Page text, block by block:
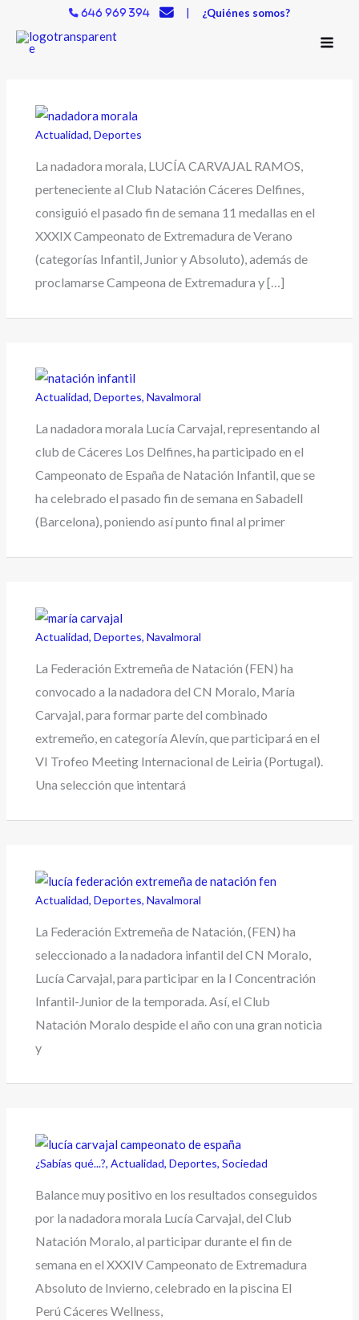
contenido
646 969 394 | ¿Quiénes somos?
Actualidad,Deportes
La nadadora morala, LUCÍA CARVAJAL RAMOS,
perteneciente al Club Natación Cáceres Delfines,
consiguió el pasado fin de semana 11 medallas en el
XXXIX Campeonato de Extremadura de Verano
(categorías Infantil, Junior y Absoluto), además de
proclamarse Campeona de Extremadura y […]
Actualidad,Deportes,Navalmoral
La nadadora morala Lucía Carvajal, representando al
club de Cáceres Los Delfines, ha participado en el
Campeonato de España de Natación Infantil, que se
ha celebrado el pasado fin de semana en Sabadell
(Barcelona), poniendo así punto final al primer
Actualidad,Deportes,Navalmoral
La Federación Extremeña de Natación (FEN) ha
convocado a la nadadora del CN Moralo, María
Carvajal, para formar parte del combinado
extremeño, en categoría Alevín, que participará en el
VI Trofeo Meeting Internacional de Leiria (Portugal).
Una selección que intentará
Actualidad,Deportes,Navalmoral
La Federación Extremeña de Natación, (FEN) ha
seleccionado a la nadadora infantil del CN Moralo,
Lucía Carvajal, para participar en la I Concentración
Infantil-Junior de la temporada. Así, el Club
Natación Moralo despide el año con una gran noticia
y
¿Sabías qué...?,Actualidad,Deportes,Sociedad
Balance muy positivo en los resultados conseguidos
por la nadadora morala Lucía Carvajal, del Club
Natación Moralo, al participar durante el fin de
semana en el XXXIV Campeonato de Extremadura
Absoluto de Invierno, celebrado en la piscina El
Perú Cáceres Wellness,